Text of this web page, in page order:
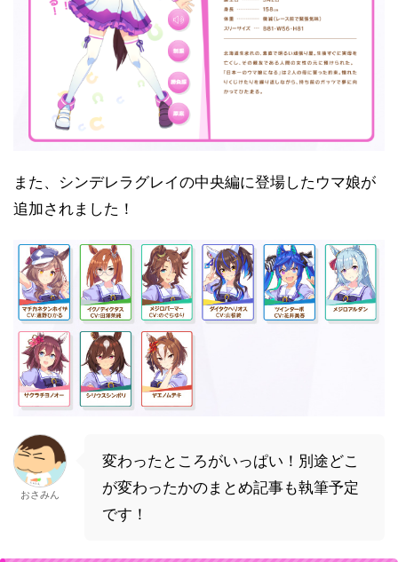
また、シンデレラグレイの中央編に登場したウマ娘が
追加されました！
おさみん
変わったところがいっぱい！別途どこ
が変わったかのまとめ記事も執筆予定
です！